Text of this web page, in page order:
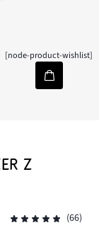
[node-product-wishlist]
Z
(66)